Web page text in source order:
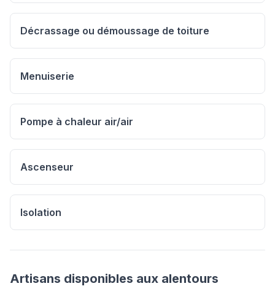
Décrassage ou démoussage de toiture
Menuiserie
Pompe à chaleur air/air
Ascenseur
Isolation
Artisans disponibles aux alentours